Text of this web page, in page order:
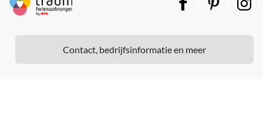
Contact, bedrijfsinformatie en meer